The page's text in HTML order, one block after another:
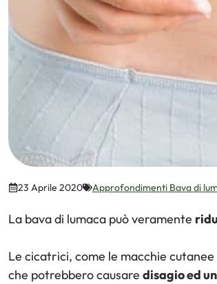
23 Aprile 2020 Approfondimenti Bava di
La bava di lumaca può veramente
Le cicatrici, come le macchie
che potrebbero causare disagio ed